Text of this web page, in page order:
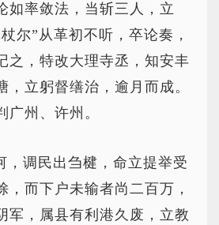
如率敛法，当斩三人，立
尔”从革初不听，卒论奏，
之，特改大理寺丞，知安丰
，立躬督缮治，逾月而成。
广州、许州。
，调民出刍楗，命立提举受
，而下户未输者尚二百万，
军，属县有利港久废，立教